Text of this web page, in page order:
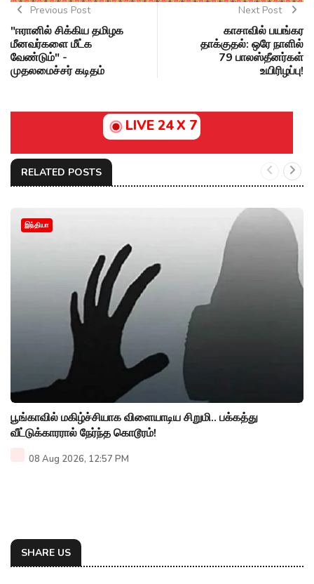
Previous Post
"ஈரானில் சிக்கிய தமிழக
மீனவர்களை மீட்க
வேண்டும்" -
முதலமைச்சர் கடிதம்
Next Post
காசாவில் பயங்கர
தாக்குதல்: ஒரே நாளில்
79 பாலஸ்தீனர்கள்
உயிரிழப்பு!
LIVE 24 X 7
RELATED POSTS
இந்தியா
பூங்காவில் மகிழ்ச்சியாக விளையாடிய சிறுமி.. பக்கத்து
வீட்டுக்காரரால் நேர்ந்த கொடூரம்!
08 Aug 2026, 12:57 PM
SHARE US